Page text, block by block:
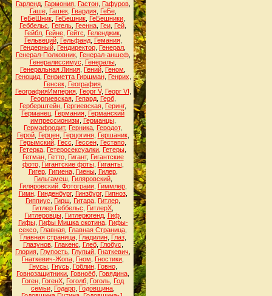
Гарленд, Гармония, Гастон, Гафуров,
Гаше, Гашек, Гвардия, ГеБе,
ГеБеШник ГеБешник ГеБешники
Геббельс
Гегель Геенна Геи Гей
Гейбл Гейне Гейтс Геленджик
Гельвеций, Гельфанд, Гемания,
Гендерный Гендиректор Генерал
Генерал-Полковник, Генерал-аншеф,
Генералиссимус
Генералы,
Генеральная Линия Гений Геном
Геноцид, Генриетта Гиршман, Генрих
Генсек, География,
ГеографияИмперия, Георг V, Георг VI
Георгиевская, Гепард, Герб,
Герберштейн Гергиевская Геринг,
Германец Германия Германский
импрессионизм
Германцы,
Гермафродит, Герника Геродот,
Герой, Герцен, Герцогиня, Гершаник,
Герымский, Гесс Гессен, Гестапо,
Гетерка Гетеросексуалки Гетеры
Гетман, Гетто, Гигант, Гигантские
фото, Гигантские фоты, Гиганты,
Гигер, Гигиена, Гиены, Гилер,
Гильгамеш
Гиляровский,
Гиляровский. Фотограии, Гиммлер,
Гимн, Гинденбург, Гинзбург, Гипноз,
Гиппиус
Гирш Гитара Гитлер
Гитлер Геббельс
ГитлерХ
Гитлеровцы, Гитлерюгенд, Гиф,
Гифы, Гифы Мишка скотина, Гифы-
сексо Главная Главная Страница
Главная страница, Гладилин, Глаз,
Глазунов, Глакенс Глеб, Глобус
Глория Глупость Глупый Гнаткевич
Гнаткевич-Жопа Гном Гностики
Гнусы, Гнусь, Гоблин, Говно,
Говнозащитники Говноёб Говядина
Гоген ГогенХ Гоголб Гоголь Год
семьи Годарр Годовщина